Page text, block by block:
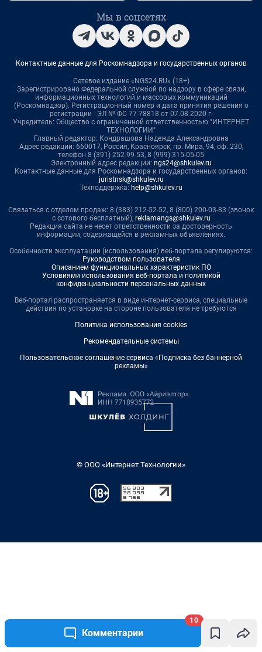
Комментарии
10